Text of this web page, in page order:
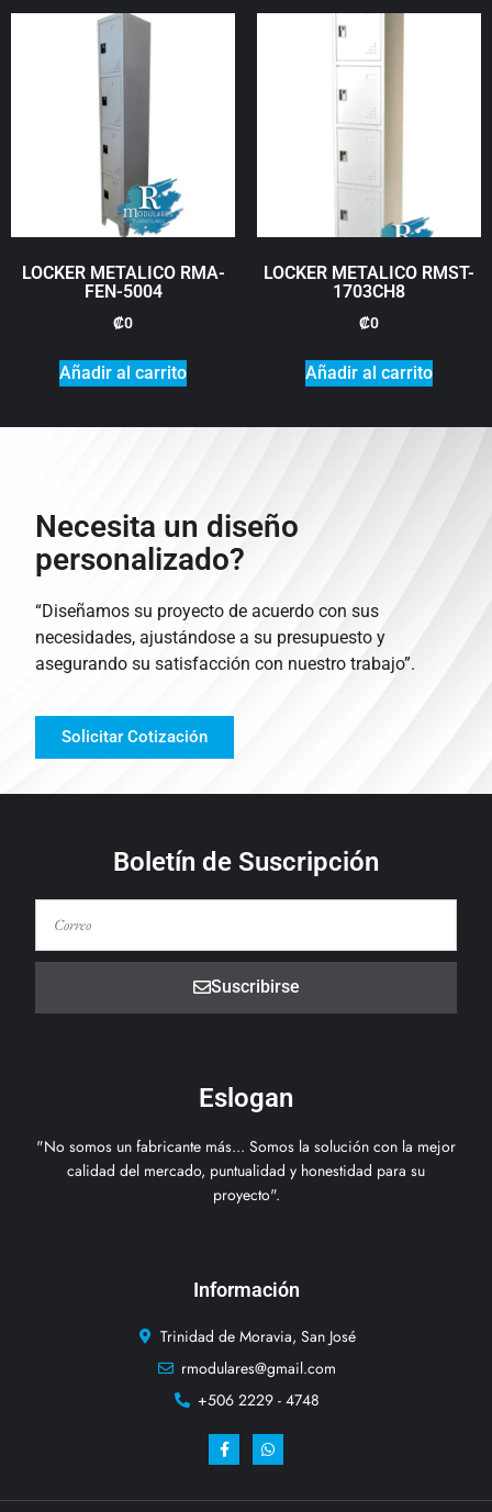
LOCKER METALICO RMA-
FEN-5004
₡0
Añadir al carrito
LOCKER METALICO RMST-
1703CH8
₡0
Añadir al carrito
Necesita un diseño
personalizado?
“Diseñamos su proyecto de acuerdo con sus
necesidades, ajustándose a su presupuesto y
asegurando su satisfacción con nuestro trabajo”.
Solicitar Cotización
Boletín de Suscripción
Suscribirse
Eslogan
"No somos un fabricante más... Somos la solución con la mejor
calidad del mercado, puntualidad y honestidad para su
proyecto".
Información
Trinidad de Moravia, San José
rmodulares@gmail.com
+506 2229 - 4748